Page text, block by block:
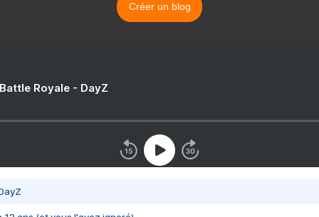
Créer un blog
Royale - DayZ